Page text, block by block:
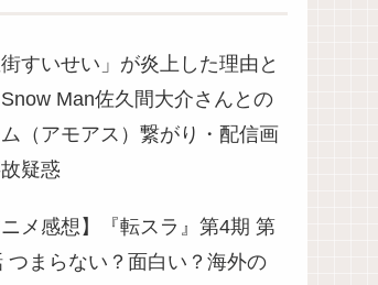
街すいせい」が炎上した理由と
Man佐久間大介さんとの
（アモアス）繋がり・配信画
疑惑
ニメ感想】『転スラ』第4期 第
つまらない？面白い？海外の